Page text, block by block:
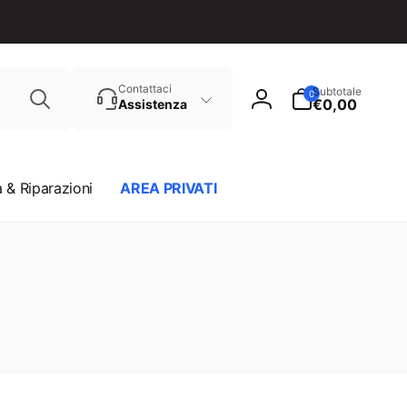
Contattaci
Assistenza Accedi
0
articoli
Subtotale
€0,00
& Riparazioni AREA PRIVATI